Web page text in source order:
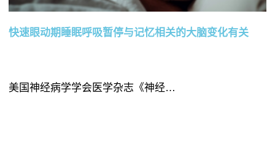
快速眼动期睡眠呼吸暂停与记忆相关的大脑变化有关
美国神经病学学会医学杂志《神经…